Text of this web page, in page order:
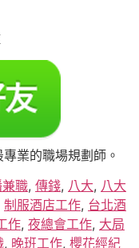
業的職場規劃師。
職, 傳錢, 八大, 八大
制服酒店工作, 台北酒
作, 夜總會工作, 大局
, 晚班工作, 櫻花經紀